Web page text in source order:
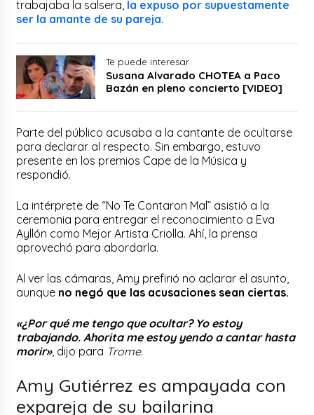
trabajaba la salsera, la expuso por supuestamente
ser la amante de su pareja.
Te puede interesar
Susana Alvarado CHOTEA a Paco
Bazán en pleno concierto [VIDEO]
Parte del público acusaba a la cantante de ocultarse
para declarar al respecto. Sin embargo, estuvo
presente en los premios Cape de la Música y
respondió.
La intérprete de “No Te Contaron Mal” asistió a la
ceremonia para entregar el reconocimiento a Eva
Ayllón como Mejor Artista Criolla. Ahí, la prensa
aprovechó para abordarla.
Al ver las cámaras, Amy prefirió no aclarar el asunto,
aunque no negó que las acusaciones sean ciertas.
«¿Por qué me tengo que ocultar? Yo estoy
trabajando. Ahorita me estoy yendo a cantar hasta
morir», dijo para Trome.
Amy Gutiérrez es ampayada con
expareja de su bailarina